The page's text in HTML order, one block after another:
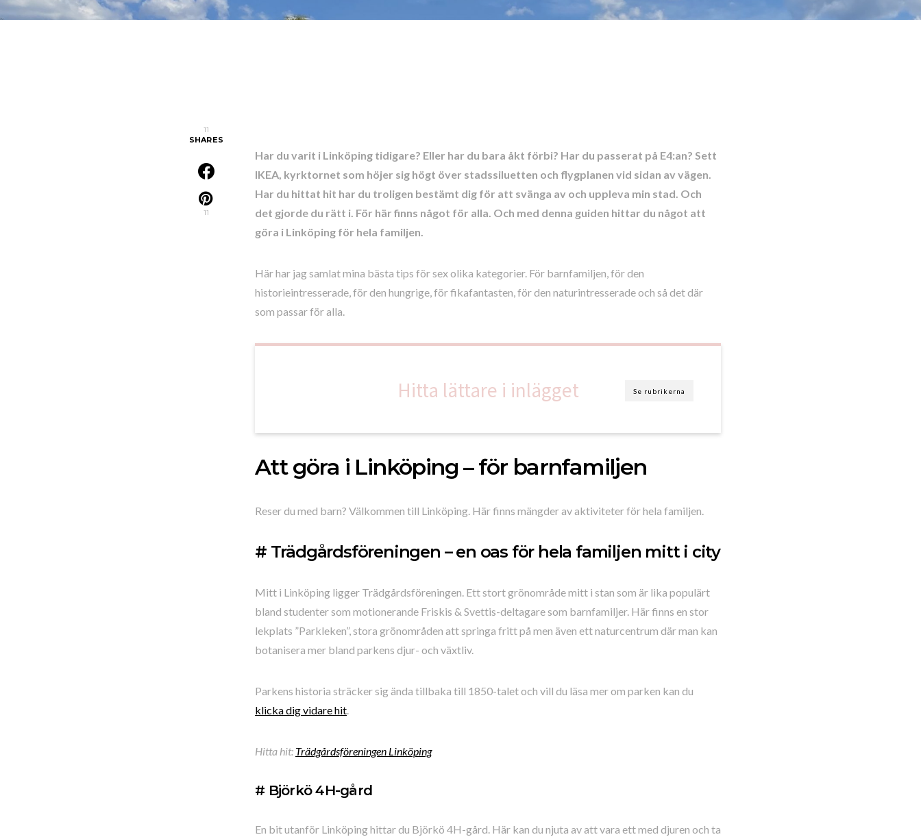
11
SHARES
11
Har du varit i Linköping tidigare? Eller har du bara åkt förbi? Har du passerat på E4:an? Sett
IKEA, kyrktornet som höjer sig högt över stadssiluetten och flygplanen vid sidan av vägen.
Har du hittat hit har du troligen bestämt dig för att svänga av och uppleva min stad. Och
det gjorde du rätt i. För här finns något för alla. Och med denna guiden hittar du något att
göra i Linköping för hela familjen.
Här har jag samlat mina bästa tips för sex olika kategorier. För barnfamiljen, för den
historieintresserade, för den hungrige, för fikafantasten, för den naturintresserade och så det där
som passar för alla.
Se rubrikerna
Hitta lättare i inlägget
Att göra i Linköping – för barnfamiljen
Reser du med barn? Välkommen till Linköping. Här finns mängder av aktiviteter för hela familjen.
# Trädgårdsföreningen – en oas för hela familjen mitt i city
Mitt i Linköping ligger Trädgårdsföreningen. Ett stort grönområde mitt i stan som är lika populärt
bland studenter som motionerande Friskis & Svettis-deltagare som barnfamiljer. Här finns en stor
lekplats ”Parkleken”, stora grönområden att springa fritt på men även ett naturcentrum där man kan
botanisera mer bland parkens djur- och växtliv.
Parkens historia sträcker sig ända tillbaka till 1850-talet och vill du läsa mer om parken kan du
klicka dig vidare hit.
Hitta hit: Trädgårdsföreningen Linköping
# Björkö 4H-gård
En bit utanför Linköping hittar du Björkö 4H-gård. Här kan du njuta av att vara ett med djuren och ta